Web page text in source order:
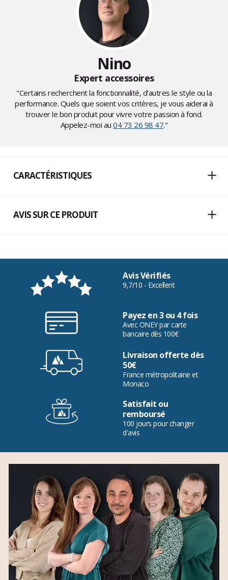
Nino
Expert accessoires
"Certains recherchent la fonctionnalité, d’autres le style ou la
performance. Quels que soient vos critères, je vous aiderai à
trouver le bon produit pour vivre votre passion à fond.
Appelez-moi au04 73 26 98 47."
CARACTÉRISTIQUES
AVIS SUR CE PRODUIT
Avis Vérifiés
9,7/10 - Excellent
Payez en 3 ou 4 fois
Avec ONEY par carte
bancaire dès 100€
Livraison offerte dès
50€
France métropolitaine et
Monaco
Satisfait ou
remboursé
100 jours pour changer
d'avis